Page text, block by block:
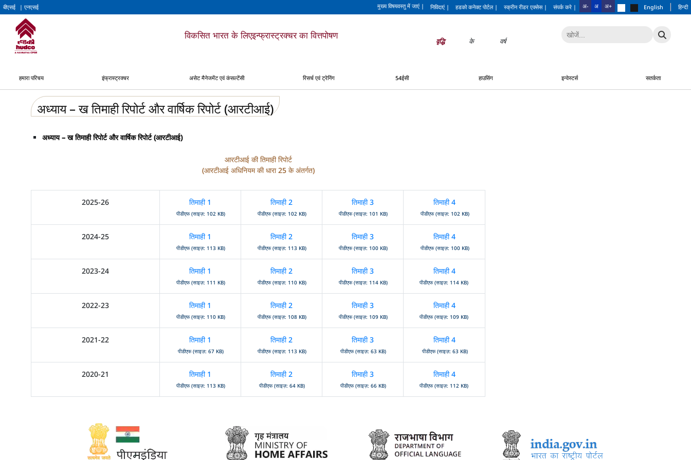
बीएसई | एनएसई मुख्य विषयवस्तु में जाएं | निविदाएं | हडको कनेक्ट पोर्टल | स्क्रीन रीडर एक्सेस | संपर्क करे | अ- अ अ+ English | हिन्दी
विकसित भारत के लिएइन्फ्रास्ट्रक्चर का वित्तपोषण वृद्धि के वर्ष
हमारा परिचय इंफ्रास्ट्रक्चर असेट मैनेजमेंट एवं कंसल्टेंसी रिसर्च एवं ट्रेनिंग 54ईसी हाउसिंग इन्वेस्टर्स सतर्कता
अध्याय – ख तिमाही रिपोर्ट और वार्षिक रिपोर्ट (आरटीआई)
अध्याय – ख तिमाही रिपोर्ट और वार्षिक रिपोर्ट (आरटीआई)
आरटीआई की तिमाही रिपोर्ट
(आरटीआई अधिनियम की धारा 25 के अंतर्गत)
2025-26 तिमाही 1
पीडीएफ (साइज़: 102 KB)
तिमाही 2
पीडीएफ (साइज़: 102 KB)
तिमाही 3
पीडीएफ (साइज़: 101 KB)
तिमाही 4
पीडीएफ (साइज़: 102 KB)
2024-25 तिमाही 1
पीडीएफ (साइज़: 113 KB)
तिमाही 2
पीडीएफ (साइज़: 113 KB)
तिमाही 3
पीडीएफ (साइज़: 100 KB)
तिमाही 4
पीडीएफ (साइज़: 100 KB)
2023-24 तिमाही 1
पीडीएफ (साइज़: 111 KB)
तिमाही 2
पीडीएफ (साइज़: 110 KB)
तिमाही 3
पीडीएफ (साइज़: 114 KB)
तिमाही 4
पीडीएफ (साइज़: 114 KB)
2022-23 तिमाही 1
पीडीएफ (साइज़: 110 KB)
तिमाही 2
पीडीएफ (साइज़: 108 KB)
तिमाही 3
पीडीएफ (साइज़: 109 KB)
तिमाही 4
पीडीएफ (साइज़: 109 KB)
2021-22 तिमाही 1
पीडीएफ (साइज़: 67 KB)
तिमाही 2
पीडीएफ (साइज़: 113 KB)
तिमाही 3
पीडीएफ (साइज़: 63 KB)
तिमाही 4
पीडीएफ (साइज़: 63 KB)
2020-21 तिमाही 1
पीडीएफ (साइज़: 113 KB)
तिमाही 2
पीडीएफ (साइज़: 64 KB)
तिमाही 3
पीडीएफ (साइज़: 66 KB)
तिमाही 4
पीडीएफ (साइज़: 112 KB)